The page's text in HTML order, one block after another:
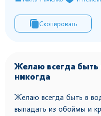
Скопировать
Желаю всегда быть
никогда
Желаю всегда быть в
выпадать из обоймы и